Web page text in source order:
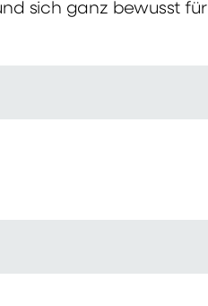
sich ganz bewusst für